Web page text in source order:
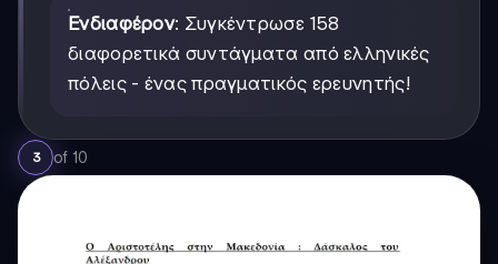
Ενδιαφέρον: Συγκέντρωσε 158
διαφορετικά συντάγματα από ελληνικές
πόλεις - ένας πραγματικός ερευνητής!
3 of 10